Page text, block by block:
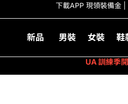
下載APP 現領裝備金
新品 男裝 女裝 鞋
UA 訓練季